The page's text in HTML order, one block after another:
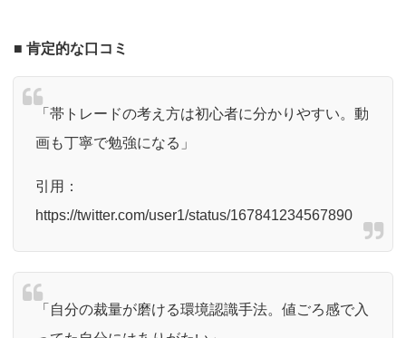
■ 肯定的な口コミ
「帯トレードの考え方は初心者に分かりやすい。動
画も丁寧で勉強になる」
引用：
https://twitter.com/user1/status/167841234567890
「自分の裁量が磨ける環境認識手法。値ごろ感で入